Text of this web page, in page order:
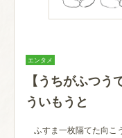
エンタメ
【うちがふつ
ういもうと
ふすま一枚隔てた向こ